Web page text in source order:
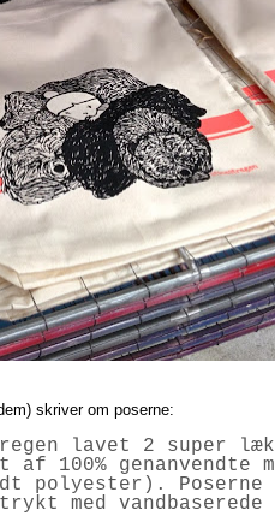
skriver om poserne:
lavet 2 super
100% genanvendte
polyester).
med